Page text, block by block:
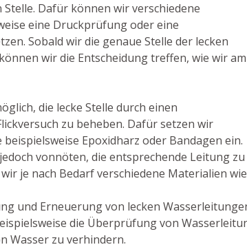
Dafür können wir verschiedene
eine Druckprüfung oder eine
Sobald wir die genaue Stelle der lecken
wir die Entscheidung treffen, wie wir am
die lecke Stelle durch einen
zu beheben. Dafür setzen wir
Epoxidharz oder Bandagen ein.
vonnöten, die entsprechende Leitung zu
je nach Bedarf verschiedene Materialien
und Erneuerung von lecken
die Überprüfung von
Wasser zu verhindern.